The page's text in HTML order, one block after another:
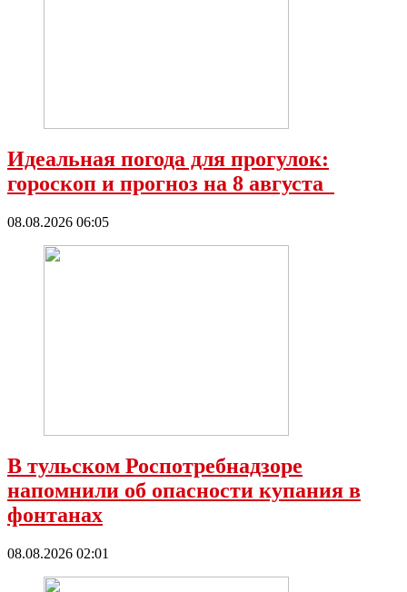
Идеальная погода для прогулок:
гороскоп и прогноз на 8 августа
08.08.2026 06:05
В тульском Роспотребнадзоре
напомнили об опасности купания в
фонтанах
08.08.2026 02:01